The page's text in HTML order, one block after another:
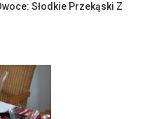
Słodkie Przekąski Z